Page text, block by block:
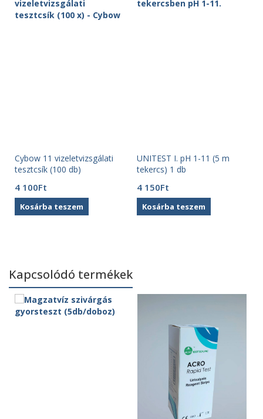
Cybow 11 vizeletvizsgálati
tesztcsík (100 db)
4 100Ft
Kosárba teszem
UNITEST I. pH 1-11 (5 m
tekercs) 1 db
4 150Ft
Kosárba teszem
Kapcsolódó termékek